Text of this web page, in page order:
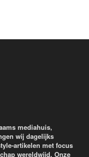
mediahuis,
wij dagelijks
artikelen met focus
wereldwijd. Onze